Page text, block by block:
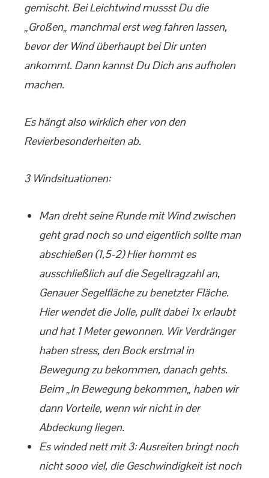
gemischt. Bei Leichtwind mussst Du die
„Großen„ manchmal erst weg fahren lassen,
bevor der Wind überhaupt bei Dir unten
ankommt. Dann kannst Du Dich ans aufholen
machen.
Es hängt also wirklich eher von den
Revierbesonderheiten ab.
3 Windsituationen:
Man dreht seine Runde mit Wind zwischen
geht grad noch so und eigentlich sollte man
abschießen (1,5-2) Hier hommt es
ausschließlich auf die Segeltragzahl an,
Genauer Segelfläche zu benetzter Fläche.
Hier wendet die Jolle, pullt dabei 1x erlaubt
und hat 1 Meter gewonnen. Wir Verdränger
haben stress, den Bock erstmal in
Bewegung zu bekommen, danach gehts.
Beim „In Bewegung bekommen„ haben wir
dann Vorteile, wenn wir nicht in der
Abdeckung liegen.
Es winded nett mit 3: Ausreiten bringt noch
nicht sooo viel, die Geschwindigkeit ist noch